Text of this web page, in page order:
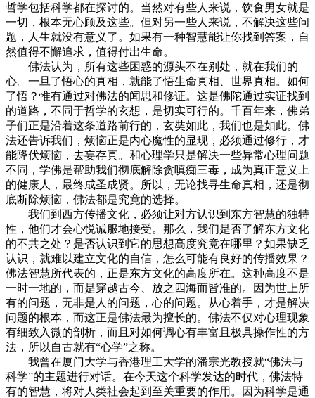
哲学包括科学都在探讨的。当然对有些人来说，饮食男女就是
一切，根本无心顾及这些。但对另一些人来说，不解决这些问
题，人生就没有意义了。如果有一种智慧能让你找到答案，自
然值得不懈追求，值得付出生命。
佛法认为，所有这些困惑的源头不在别处，就在我们的
心。一旦了悟心的真相，就能了悟生命真相、世界真相。如何
了悟？惟有通过对佛法的闻思和修证。这是佛陀通过实证找到
的道路，不同于哲学的玄想，是切实可行的。千百年来，佛弟
子们正是沿着这条道路前行的，玄奘如此，我们也是如此。佛
法还告诉我们，烦恼正是内心魔性的显现，必须通过修行，才
能降伏烦恼，去妄存真。和心理学只是解决一些异常心理问题
不同，学佛是帮助我们彻底解除贪嗔痴三毒，成为真正意义上
的健康人，最终成圣成贤。所以，无论找寻生命真相，还是彻
底断除烦恼，佛法都是究竟的选择。
我们到西方传播文化，必须让对方认识到东方智慧的独特
性，他们才会心悦诚服地接受。那么，我们是否了解东方文化
的不共之处？是否认识到它的思想高度究竟在哪里？如果缺乏
认识，就难以建立文化的自信，怎么可能有良好的传播效果？
佛法智慧所代表的，正是东方文化的高度所在。这种高度不是
一时一地的，而是穿越古今、放之四海而皆准的。因为世上所
有的问题，无非是人的问题，心的问题。从心着手，才是解决
问题的根本，而这正是佛法最为擅长的。佛法不仅对心理现象
有细致入微的剖析，而且对如何调心有丰富且极具操作性的方
法，所以自古就有“心学”之称。
我曾在厦门大学与香港理工大学的潘宗光教授就“佛法与
科学”的主题进行对话。在今天这个科学发达的时代，佛法特
有的智慧，将对人类社会起到至关重要的作用。因为科学是通